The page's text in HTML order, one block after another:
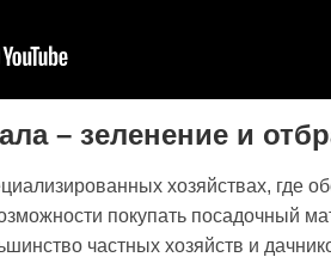
– зеленение и
хозяйствах, где
покупать посадочный
частных хозяйств и